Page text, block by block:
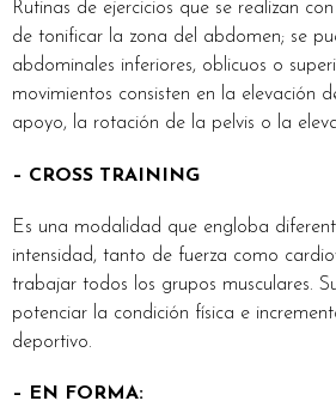
Rutinas de ejercicios que se realizan
de tonificar la zona del abdomen; se
abdominales inferiores, oblicuos o
movimientos consisten en la elevación
apoyo, la rotación de la pelvis o la
– CROSS TRAINING
Es una modalidad que engloba
intensidad, tanto de fuerza como
trabajar todos los grupos musculares.
potenciar la condición física e
deportivo.
– EN FORMA: